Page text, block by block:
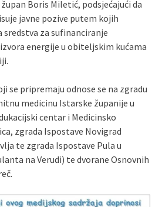
Boris Miletić, podsjećajući da
javne pozive putem kojih
za sufinanciranje
energije u obiteljskim kućama
se pripremaju odnose se na zgradu
medicinu Istarske županije u
centar i Medicinsko
zgrada Ispostave Novigrad
te zgrada Ispostave Pula u
na Verudi) te dvorane Osnovnih